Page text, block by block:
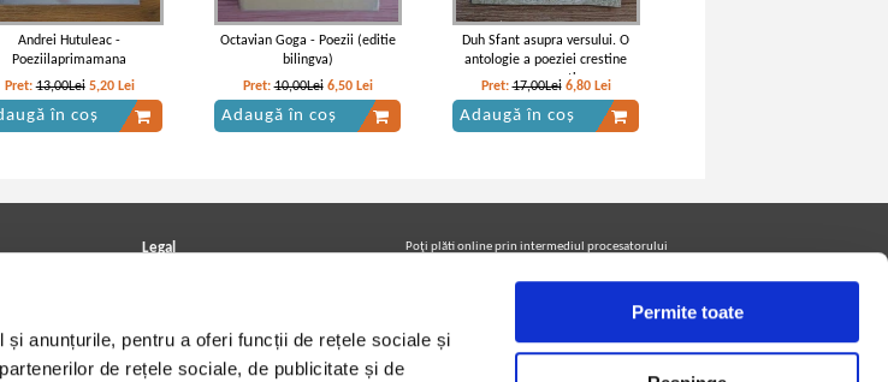
anunțurile, pentru a oferi funcții de rețele sociale și
de rețele sociale, de publicitate și de
Permite toate
Andrei Hutuleac -
Poeziilaprimamana
Pret:13,00Lei 5,20 Lei
în coș
Octavian Goga - Poezii (editie
bilingva)
Pret:10,00Lei 6,50 Lei
Adaugă în coș
Duh Sfant asupra versului. O
antologie a poeziei crestine
romanesti
Pret:17,00Lei 6,80 Lei
Adaugă în coș
Legal
Termeni si conditii
Utilizare cookie-uri
Poţi plăti online prin intermediul procesatorului
Urmăreşte-ne pe facebook pentru a fi la curent cu